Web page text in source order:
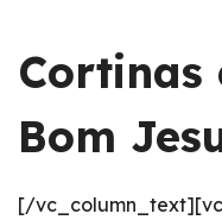
Cortinas
Bom
[/